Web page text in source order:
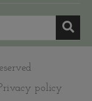
policy